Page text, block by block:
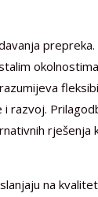
razvoj.
rješenja
na